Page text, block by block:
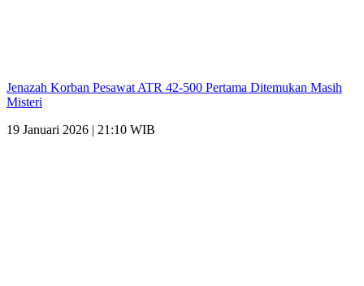
Jenazah Korban Pesawat ATR 42-500 Pertama Ditemukan Masih
Misteri
19 Januari 2026 | 21:10 WIB